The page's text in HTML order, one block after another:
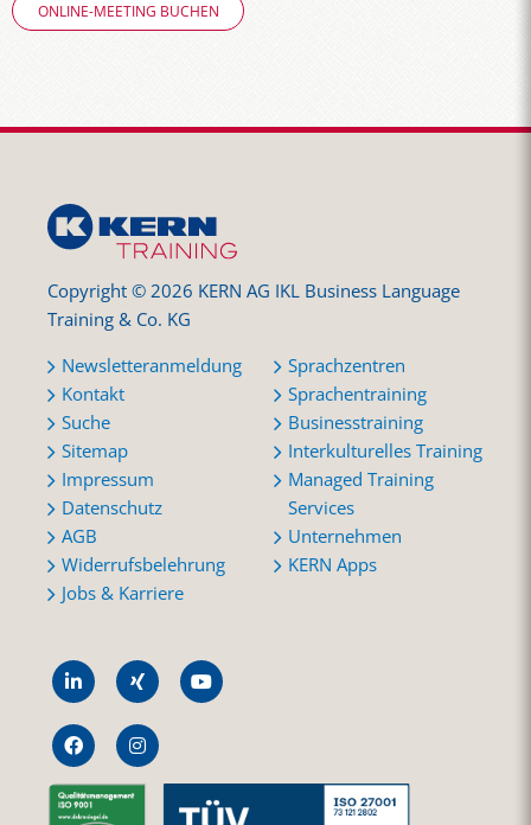
ONLINE-MEETING BUCHEN
Copyright © 2026 KERN AG IKL Business Language
Training & Co. KG
Newsletteranmeldung
Kontakt
Suche
Sitemap
Impressum
Datenschutz
AGB
Widerrufsbelehrung
Jobs & Karriere
Sprachzentren
Sprachentraining
Businesstraining
Interkulturelles Training
Managed Training
Services
Unternehmen
KERN Apps